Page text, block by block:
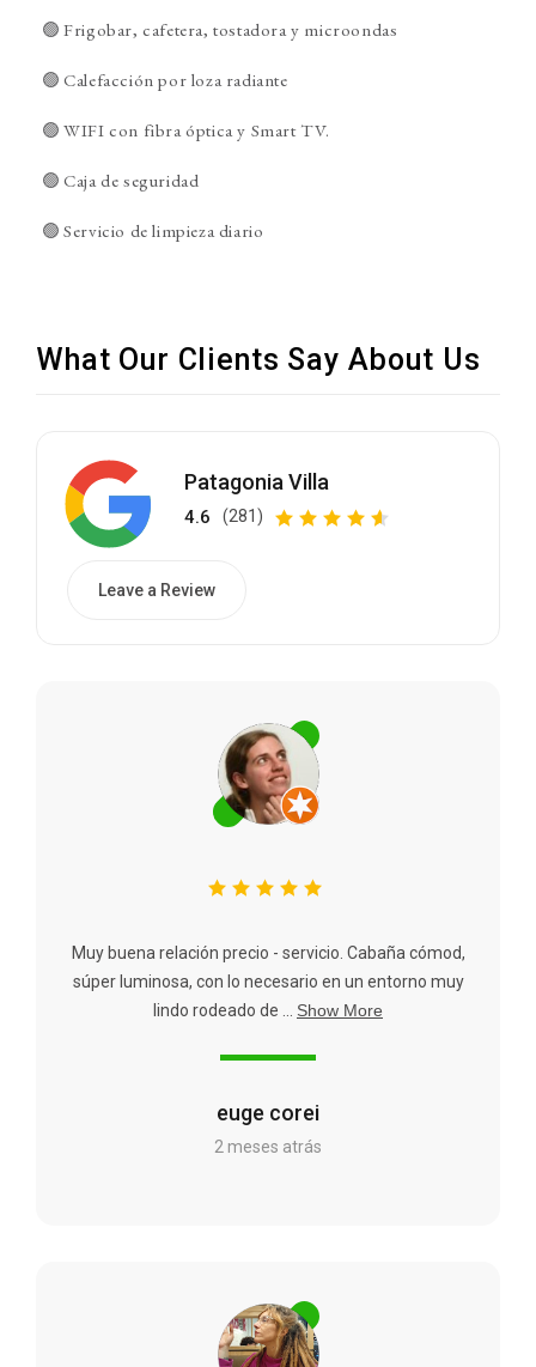
🟢 Frigobar, cafetera, tostadora y microondas
🟢 Calefacción por loza radiante
🟢 WIFI con fibra óptica y Smart TV.
🟢 Caja de seguridad
🟢 Servicio de limpieza diario
What Our Clients Say About Us
Patagonia Villa
4.6 (281)
Leave a Review
euge corei
2 meses atrás
Muy buena relación precio - servicio. Cabaña cómod,
súper luminosa, con lo necesario en un entorno muy
lindo rodeado de ...
Show More